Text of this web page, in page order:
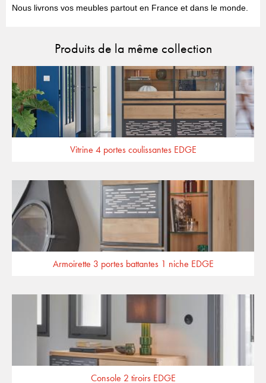
Nous livrons vos meubles partout en France et dans le monde.
Produits de la même collection
Vitrine 4 portes coulissantes EDGE
Armoirette 3 portes battantes 1 niche EDGE
Console 2 tiroirs EDGE